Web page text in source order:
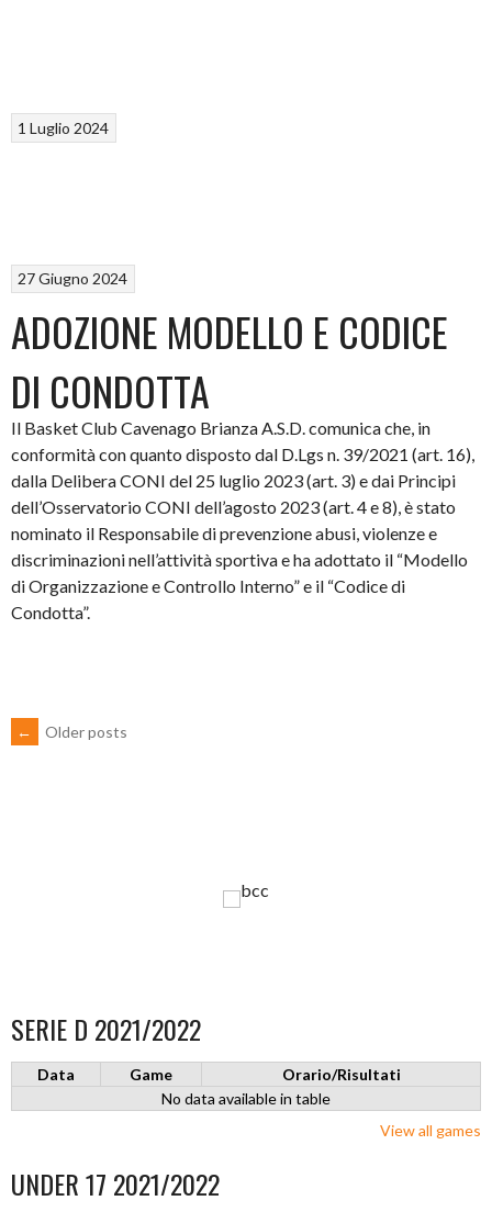
1 Luglio 2024
27 Giugno 2024
ADOZIONE MODELLO E CODICE
DI CONDOTTA
Il Basket Club Cavenago Brianza A.S.D. comunica che, in
conformità con quanto disposto dal D.Lgs n. 39/2021 (art. 16),
dalla Delibera CONI del 25 luglio 2023 (art. 3) e dai Principi
dell’Osservatorio CONI dell’agosto 2023 (art. 4 e 8), è stato
nominato il Responsabile di prevenzione abusi, violenze e
discriminazioni nell’attività sportiva e ha adottato il “Modello
di Organizzazione e Controllo Interno” e il “Codice di
Condotta”.
POSTS
← Older posts
SERIE D 2021/2022
Data Game
Orario/Risultati
No data available in table
View all games
UNDER 17 2021/2022